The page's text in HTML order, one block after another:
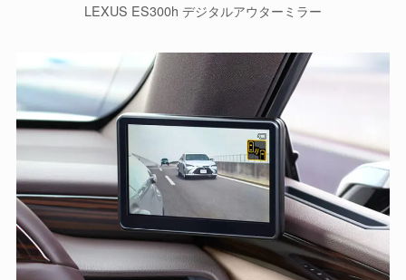
LEXUS ES300h デジタルアウターミラー